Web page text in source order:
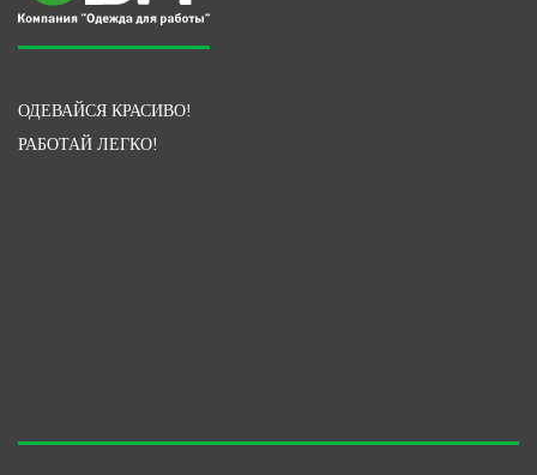
ОДЕВАЙСЯ КРАСИВО!
РАБОТАЙ ЛЕГКО!